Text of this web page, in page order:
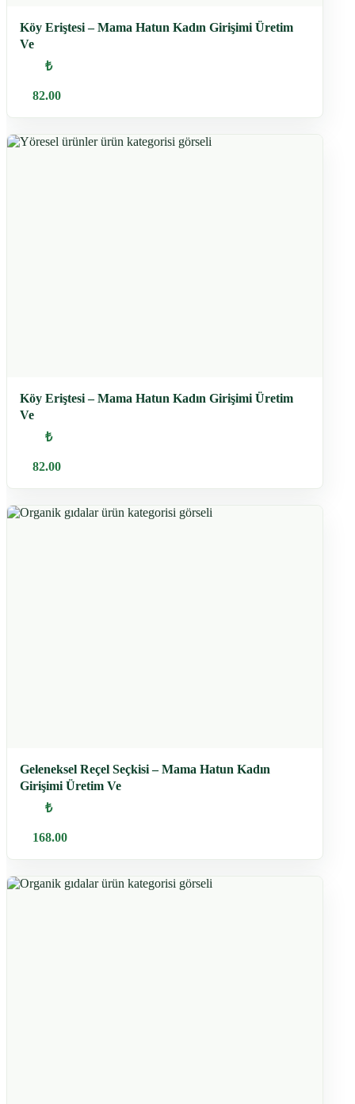
Köy Eriştesi – Mama Hatun Kadın Girişimi Üretim
Ve
₺
82.00
Köy Eriştesi – Mama Hatun Kadın Girişimi Üretim
Ve
₺
82.00
Geleneksel Reçel Seçkisi – Mama Hatun Kadın
Girişimi Üretim Ve
₺
168.00